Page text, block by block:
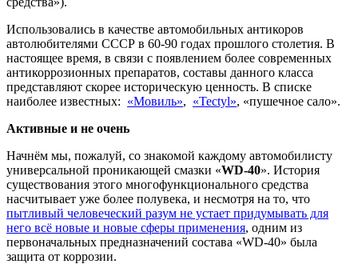
Использовались в качестве автомобильных антикоров
автолюбителями СССР в 60-90 годах прошлого столетия. В
настоящее время, в связи с появлением более современных
антикоррозионных препаратов, составы данного класса
представляют скорее историческую ценность. В списке
наиболее известных: «Мовиль», «Tectyl», «пушечное сало».
Активные и не очень
Начнём мы, пожалуй, со знакомой каждому автомобилисту
универсальной проникающей смазки «WD-40». История
существования этого многофункционального средства
насчитывает уже более полувека, и несмотря на то, что
пытливый человеческий разум не устает придумывать для
него всё новые и новые сферы применения, одним из
первоначальных предназначений состава «WD-40» была
защита от коррозии.